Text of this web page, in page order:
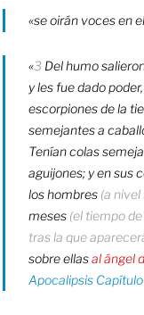
«se oirán voces en
«3 Del humo
y les fue dado
escorpiones de la
semejantes a
Tenían colas
aguijones; y en sus
los hombres (a
meses (el tiempo
tras la que
sobre ellasal ángel
Apocalipsis